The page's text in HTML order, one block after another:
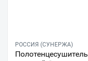
РОССИЯ (СУНЕРЖА)
Полотенцесушитель